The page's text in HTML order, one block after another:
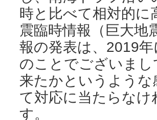
時と比べて相対的
震臨時情報（巨大地
報の発表は、2019
のことでございま
来たかというよう
て対応に当たらな
す。